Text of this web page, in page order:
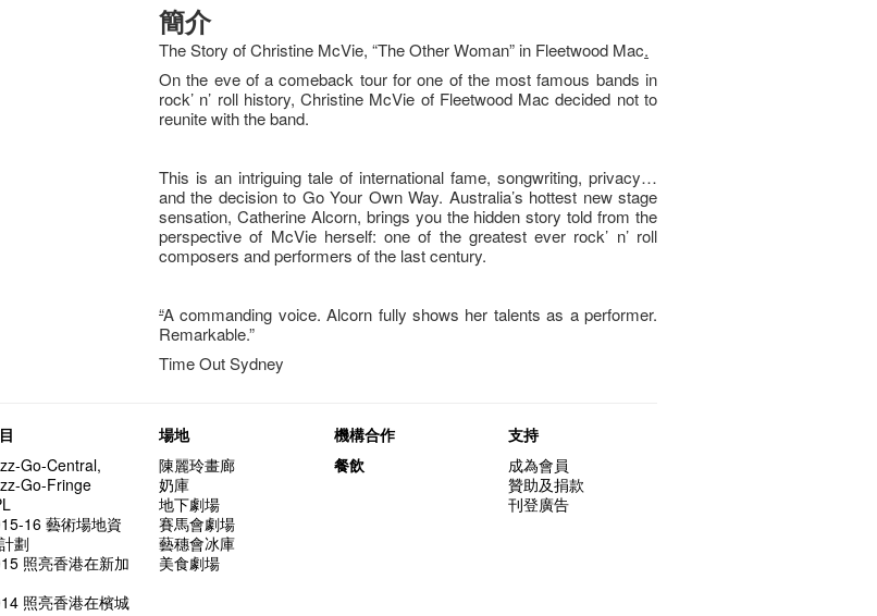
簡介
The Story of Christine McVie, “The Other Woman” in Fleetwood Mac.
On the eve of a comeback tour for one of the most famous bands in
rock’ n’ roll history, Christine McVie of Fleetwood Mac decided not to
reunite with the band.
This is an intriguing tale of international fame, songwriting, privacy…
and the decision to Go Your Own Way. Australia’s hottest new stage
sensation, Catherine Alcorn, brings you the hidden story told from the
perspective of McVie herself: one of the greatest ever rock’ n’ roll
composers and performers of the last century.
“A commanding voice. Alcorn fully shows her talents as a performer.
Remarkable.”
Time Out Sydney
Go-Central,
Go-Fringe
16 藝術場地資
劃
照亮香港在新加
照亮香港在檳城
場地
陳麗玲畫廊
奶庫
地下劇場
賽馬會劇場
藝穗會冰庫
美食劇場
機構合作
餐飲
支持
成為會員
贊助及捐款
刊登廣告